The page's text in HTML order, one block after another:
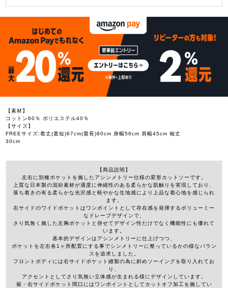
【素材】
コットン60％ ポリエステル40％
【サイズ】
FREEサイズ:着丈(最短)67cm(最長)80cm 身幅56cm 肩幅45cm 袖丈
30cm
【商品説明】
左右に別種ポケットを施したアシンメトリー仕様の変形カットソーです。
上質な日本製の混紡素材が適度に伸縮性のある柔らかな肌触りを実現しており、
落ち着きの有る柔らかな光沢感と軽やかな生地感により上品な着心地を感じられ
ます。
右サイドのワイドポケットはワンポイントとして存在感を発揮するボリューミー
なドレープデザインで、
さり気無く施した左胸ポケットと併せてデザイン性だけでなく機能性にも優れて
います。
基本的デザインはアシンメトリーに仕上げつつ、
ポケットを左右各1ヶ所配置にする事でシンメトリーに整っているかの様なバラン
スを追求しました。
フロントボディには右サイドポケット縫製の為に斜めソーイングを取り入れてお
り、
アクセントとしてさり気無い立体感が生まれる様にデザインしています。
裾・右サイドポケット間口にはワンポイントとしてカットオフ加工を施してい